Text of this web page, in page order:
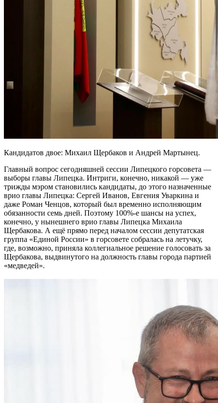
Кандидатов двое: Михаил Щербаков и Андрей Мартынец.
Главный вопрос сегодняшней сессии Липецкого горсовета —
выборы главы Липецка. Интриги, конечно, никакой — уже
трижды мэром становились кандидаты, до этого назначенные
врио главы Липецка: Сергей Иванов, Евгения Уваркина и
даже Роман Ченцов, который был временно исполняющим
обязанности семь дней. Поэтому 100%-е шансы на успех,
конечно, у нынешнего врио главы Липецка Михаила
Щербакова. А ещё прямо перед началом сессии депутатская
группа «Единой России» в горсовете собралась на летучку,
где, возможно, приняла коллегиальное решение голосовать за
Щербакова, выдвинутого на должность главы города партией
«медведей».